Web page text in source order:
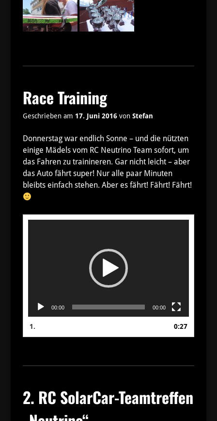
Race Training
Geschrieben am 17. Juni 2016von Stefan
Donnerstag war endlich Sonne – und die nützten
einige Mädels vom RC Neutrino Team sofort, um
das Fahren zu trainineren. Gar nicht leicht – aber
das Auto fährt super! Nur alle paar Minuten
bleibts einfach stehen. Aber es fährt! Fährt! Fährt!
00:00 00:00
1. 0:27
2. RC SolarCar-Teamtreffen